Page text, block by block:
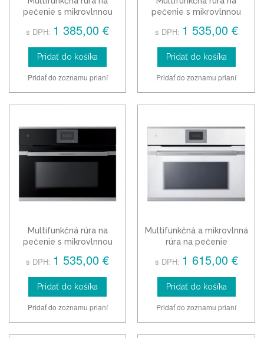
pečenie s mikrovlnnou
6350.0
s DPH: 1 385,00 €
Pridať do košíka
Pridať do zoznamu prianí
pečenie s mikrovlnnou
6550.0, biela
s DPH: 1 535,00 €
Pridať do košíka
Pridať do zoznamu prianí
Multifunkčná rúra na
pečenie s mikrovlnnou
6550.0
s DPH: 1 535,00 €
Pridať do košíka
Pridať do zoznamu prianí
Multifunkčná a mikrovlnná
rúra na pečenie
biela
s DPH: 1 615,00 €
Pridať do košíka
Pridať do zoznamu prianí